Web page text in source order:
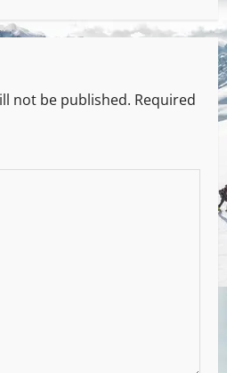
not be published. Required